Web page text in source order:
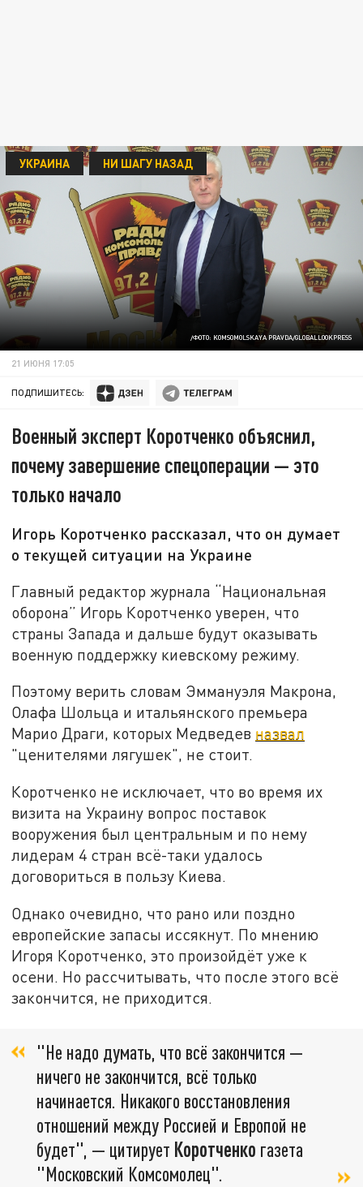
/ФОТО: KOMSOMOLSKAYA PRAVDA/GLOBALLOOKPRESS
УКРАИНА НИ ШАГУ НАЗАД
21 ИЮНЯ 17:05
ПОДПИШИТЕСЬ:
Военный эксперт Коротченко объяснил,
почему завершение спецоперации — это
только начало
Игорь Коротченко рассказал, что он думает
о текущей ситуации на Украине
Главный редактор журнала “Национальная
оборона” Игорь Коротченко уверен, что
страны Запада и дальше будут оказывать
военную поддержку киевскому режиму.
Поэтому верить словам Эммануэля Макрона,
Олафа Шольца и итальянского премьера
Марио Драги, которых Медведев назвал
"ценителями лягушек", не стоит.
Коротченко не исключает, что во время их
визита на Украину вопрос поставок
вооружения был центральным и по нему
лидерам 4 стран всё-таки удалось
договориться в пользу Киева.
Однако очевидно, что рано или поздно
европейские запасы иссякнут. По мнению
Игоря Коротченко, это произойдёт уже к
осени. Но рассчитывать, что после этого всё
закончится, не приходится.
"Не надо думать, что всё закончится —
ничего не закончится, всё только
начинается. Никакого восстановления
отношений между Россией и Европой не
будет", — цитирует Коротченко газета
"Московский Комсомолец".